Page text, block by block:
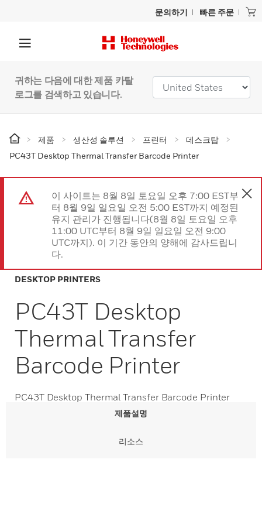
문의하기 빠른 주문
귀하는 다음에 대한 제품 카탈
로그를 검색하고 있습니다.
제품 생산성 솔루션 프린터
데스크탑
PC43T Desktop Thermal Transfer Barcode Printer
이 사이트는 8월 8일 토요일 오후 7:00 EST부
터 8월 9일 일요일 오전 5:00 EST까지 예정된
유지 관리가 진행됩니다(8월 8일 토요일 오후
11:00 UTC부터 8월 9일 일요일 오전 9:00
UTC까지). 이 기간 동안의 양해에 감사드립니
다.
DESKTOP PRINTERS
PC43T Desktop
Thermal Transfer
Barcode Printer
PC43T Desktop Thermal Transfer Barcode Printer
제품설명
리소스